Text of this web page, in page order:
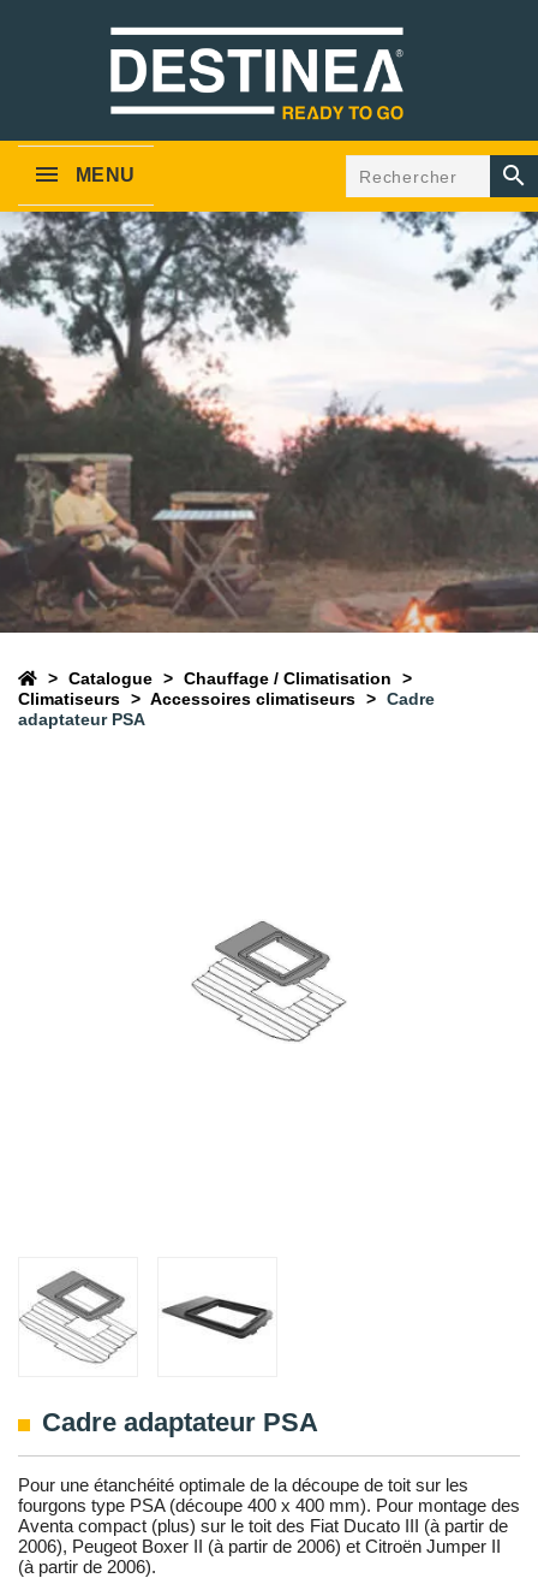
MENU 
Catalogue
Chauffage / Climatisation
Climatiseurs
Accessoires climatiseurs
Cadre
adaptateur PSA
Cadre adaptateur PSA
Pour une étanchéité optimale de la découpe de toit sur les
fourgons type PSA (découpe 400 x 400 mm). Pour montage des
Aventa compact (plus) sur le toit des Fiat Ducato III (à partir de
2006), Peugeot Boxer II (à partir de 2006) et Citroën Jumper II
(à partir de 2006).